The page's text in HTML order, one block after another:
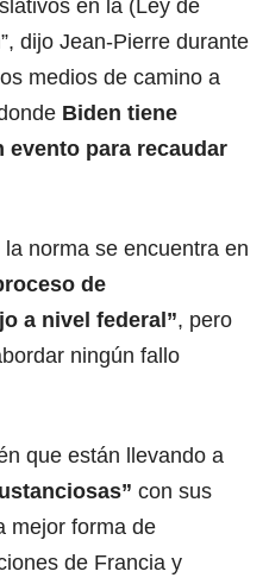
en la (Ley de
dijo Jean-Pierre durante
medios de camino a
Biden tiene
para recaudar
norma se encuentra en
de
a nivel federal”, pero
ningún fallo
que están llevando a
con sus
mejor forma de
de Francia y